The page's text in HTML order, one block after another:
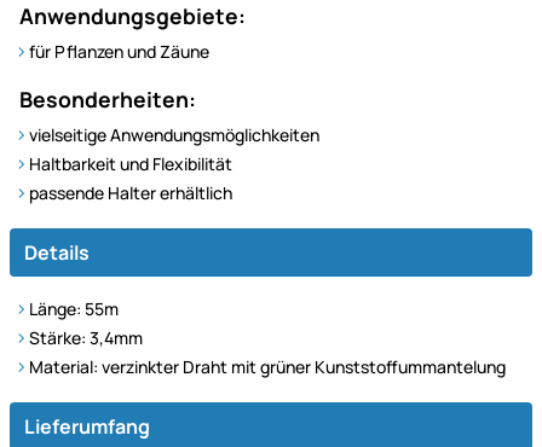
Anwendungsgebiete:
für Pflanzen und Zäune
Besonderheiten:
vielseitige Anwendungsmöglichkeiten
Haltbarkeit und Flexibilität
passende Halter erhältlich
Details
Länge: 55m
Stärke: 3,4mm
Material: verzinkter Draht mit grüner Kunststoffummantelung
Lieferumfang